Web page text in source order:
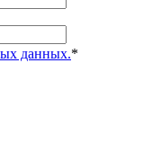
данных.*